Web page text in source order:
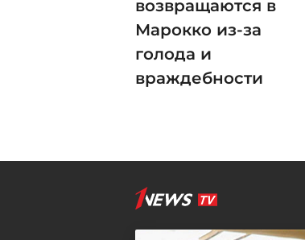
возвращаются в
Марокко из-за
голода и
враждебности